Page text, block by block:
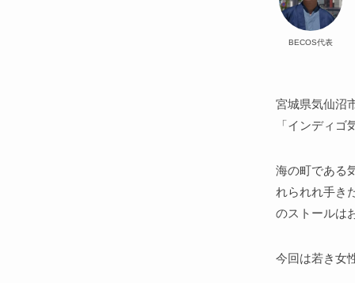
BECOS代表
宮城県気仙沼
「インディゴ
海の町である
れられれ手き
のストールは
今回は若き女